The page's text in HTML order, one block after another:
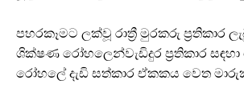
පහරකෑමට ලක්වූ රාත්‍රී මුරකරු ප්‍රතිකාර
ශික්ෂණ රෝහලෙන්වැඩිදුර ප්‍රතිකාර
රෝහලේ දැඩි සත්කාර ඒකකය වෙත